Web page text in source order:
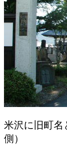
米沢に旧町名
側）